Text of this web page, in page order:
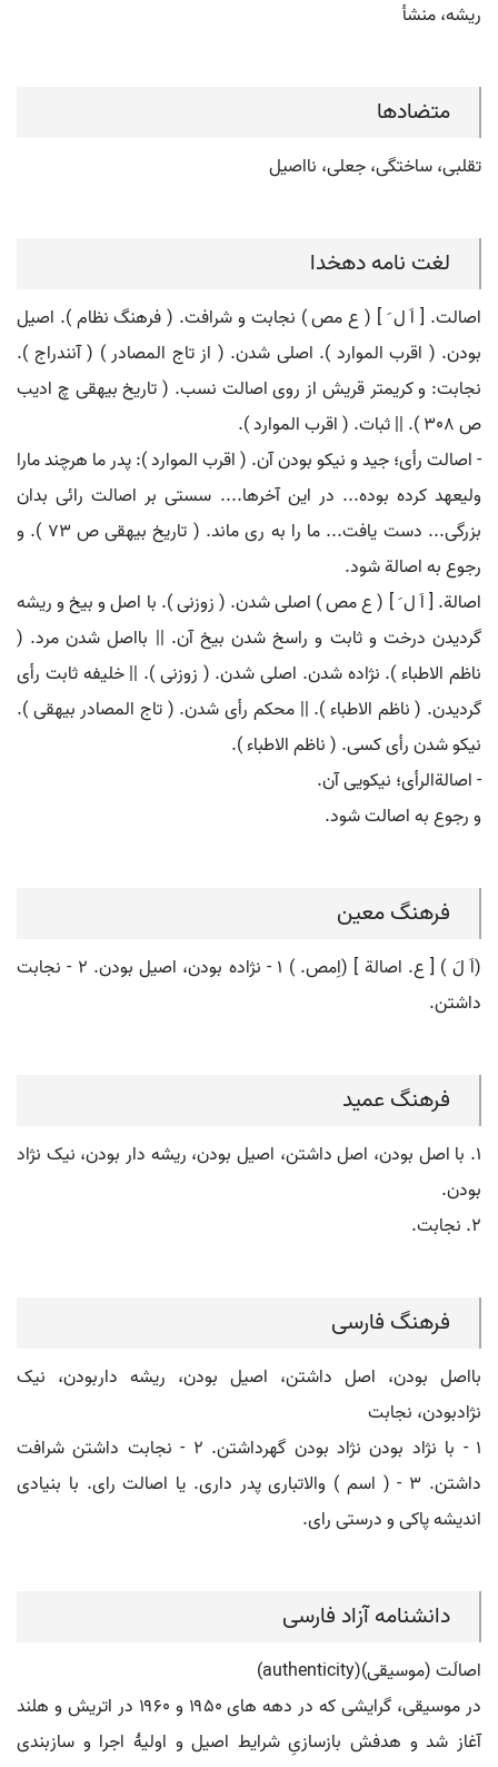
ریشه، منشأ
متضادها
تقلبی، ساختگی، جعلی، نااصیل
لغت نامه دهخدا
اصالت. [ اَ ل َ ] ( ع مص ) نجابت و شرافت. ( فرهنگ نظام ). اصیل
بودن. ( اقرب الموارد ). اصلی شدن. ( از تاج المصادر ) ( آنندراج ).
نجابت: و کریمتر قریش از روی اصالت نسب. ( تاریخ بیهقی چ ادیب
ص 308 ). || ثبات. ( اقرب الموارد ).
- اصالت رأی؛ جید و نیکو بودن آن. ( اقرب الموارد ): پدر ما هرچند مارا
ولیعهد کرده بوده... در این آخرها.... سستی بر اصالت رائی بدان
بزرگی... دست یافت... ما را به ری ماند. ( تاریخ بیهقی ص 73 ). و
رجوع به اصالة شود.
اصالة. [ اَ ل َ ] ( ع مص ) اصلی شدن. ( زوزنی ). با اصل و بیخ و ریشه
گردیدن درخت و ثابت و راسخ شدن بیخ آن. || بااصل شدن مرد. (
ناظم الاطباء ). نژاده شدن. اصلی شدن. ( زوزنی ). || خلیفه ثابت رأی
گردیدن. ( ناظم الاطباء ). || محکم رأی شدن. ( تاج المصادر بیهقی ).
نیکو شدن رأی کسی. ( ناظم الاطباء ).
- اصالةالرأی؛ نیکویی آن.
و رجوع به اصالت شود.
فرهنگ معین
(اَ لَ ) [ ع. اصالة ] (اِمص. ) ۱ - نژاده بودن، اصیل بودن. ۲ - نجابت
داشتن.
فرهنگ عمید
۱. با اصل بودن، اصل داشتن، اصیل بودن، ریشه دار بودن، نیک نژاد
بودن.
۲. نجابت.
فرهنگ فارسی
بااصل بودن، اصل داشتن، اصیل بودن، ریشه داربودن، نیک
نژادبودن، نجابت
۱ - با نژاد بودن نژاد بودن گهرداشتن. ۲ - نجابت داشتن شرافت
داشتن. ۳ - ( اسم ) والاتباری پدر داری. یا اصالت رای. با بنیادی
اندیشه پاکی و درستی رای.
دانشنامه آزاد فارسی
اصالَت (موسیقی)(authenticity)
در موسیقی، گرایشی که در دهه های ۱۹۵۰ و ۱۹۶۰ در اتریش و هلند
آغاز شد و هدفش بازسازیِ شرایط اصیل و اولیۀ اجرا و سازبندی